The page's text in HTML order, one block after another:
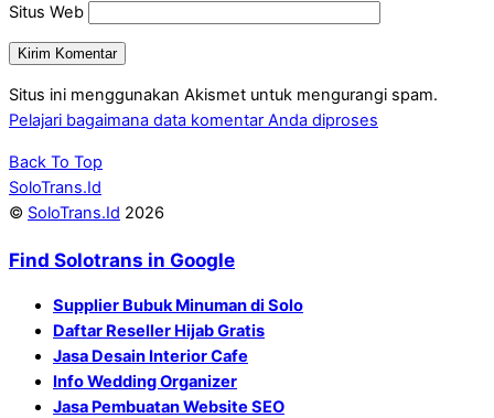
Situs Web
Situs ini menggunakan Akismet untuk mengurangi spam.
Pelajari bagaimana data komentar Anda diproses
Back To Top
SoloTrans.Id
© SoloTrans.Id 2026
Find Solotrans in Google
Supplier Bubuk Minuman di Solo
Daftar Reseller Hijab Gratis
Jasa Desain Interior Cafe
Info Wedding Organizer
Jasa Pembuatan Website SEO